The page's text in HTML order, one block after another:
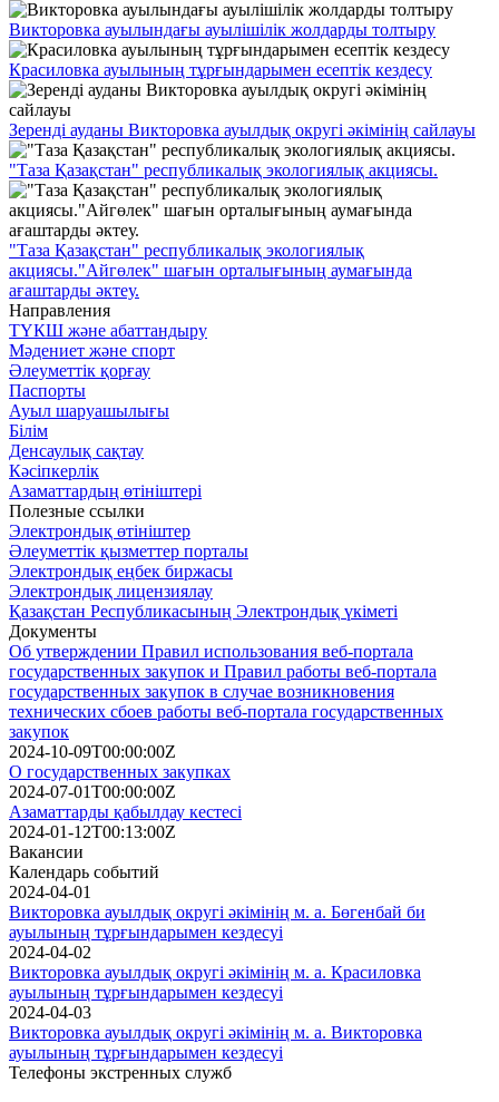
Викторовка ауылындағы ауылішілік жолдарды толтыру
Красиловка ауылының тұрғындарымен есептік кездесу
Зеренді ауданы Викторовка ауылдық округі әкімінің сайлауы
"Таза Қазақстан" республикалық экологиялық акциясы.
"Таза Қазақстан" республикалық экологиялық
акциясы."Айгөлек" шағын орталығының аумағында
ағаштарды әктеу.
Направления
ТҮКШ және абаттандыру
Мәдениет және спорт
Әлеуметтік қорғау
Паспорты
Ауыл шаруашылығы
Білім
Денсаулық сақтау
Кәсіпкерлік
Азаматтардың өтініштері
Полезные ссылки
Электрондық өтініштер
Әлеуметтік қызметтер порталы
Электрондық еңбек биржасы
Электрондық лицензиялау
Қазақстан Республикасының Электрондық үкіметі
Документы
Об утверждении Правил использования веб-портала
государственных закупок и Правил работы веб-портала
государственных закупок в случае возникновения
технических сбоев работы веб-портала государственных
закупок
2024-10-09T00:00:00Z
О государственных закупках
2024-07-01T00:00:00Z
Азаматтарды қабылдау кестесі
2024-01-12T00:13:00Z
Вакансии
Календарь событий
2024-04-01
Викторовка ауылдық округі әкімінің м. а. Бөгенбай би
ауылының тұрғындарымен кездесуі
2024-04-02
Викторовка ауылдық округі әкімінің м. а. Красиловка
ауылының тұрғындарымен кездесуі
2024-04-03
Викторовка ауылдық округі әкімінің м. а. Викторовка
ауылының тұрғындарымен кездесуі
Телефоны экстренных служб